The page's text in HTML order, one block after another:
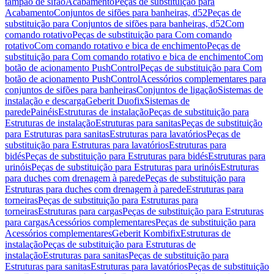
AcabamentoConjuntos de sifões para banheiras, d52Peças de
substituição para Conjuntos de sifões para banheiras, d52Com
comando rotativoPeças de substituição para Com comando
rotativoCom comando rotativo e bica de enchimentoPeças de
substituição para Com comando rotativo e bica de enchimentoCom
botão de acionamento PushControlPeças de substituição para Com
botão de acionamento PushControlAcessórios complementares para
conjuntos de sifões para banheirasConjuntos de ligaçãoSistemas de
instalação e descargaGeberit DuofixSistemas de
paredePainéisEstruturas de instalaçãoPeças de substituição para
Estruturas de instalaçãoEstruturas para sanitasPeças de substituição
para Estruturas para sanitasEstruturas para lavatóriosPeças de
substituição para Estruturas para lavatóriosEstruturas para
bidésPeças de substituição para Estruturas para bidésEstruturas para
urinóisPeças de substituição para Estruturas para urinóisEstruturas
para duches com drenagem à paredePeças de substituição para
Estruturas para duches com drenagem à paredeEstruturas para
torneirasPeças de substituição para Estruturas para
torneirasEstruturas para cargasPeças de substituição para Estruturas
para cargasAcessórios complementaresPeças de substituição para
Acessórios complementaresGeberit KombifixEstruturas de
instalaçãoPeças de substituição para Estruturas de
instalaçãoEstruturas para sanitasPeças de substituição para
Estruturas para sanitasEstruturas para lavatóriosPeças de substituição